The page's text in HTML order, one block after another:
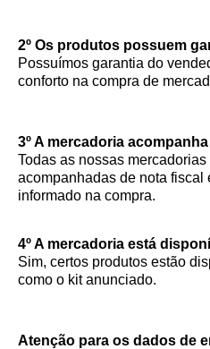
2º Os produtos possuem
Possuímos garantia do
conforto na compra de
3º A mercadoria
Todas as nossas
acompanhadas de nota
informado na compra.
4º A mercadoria está
Sim, certos produtos estão
como o kit anunciado.
Atenção para os dados de